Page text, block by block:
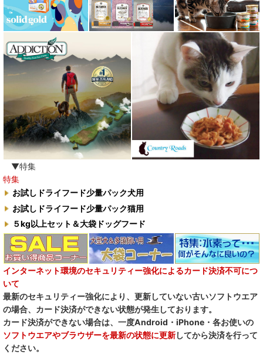
▼特集
特集
お試しドライフード少量パック犬用
お試しドライフード少量パック猫用
５kg以上セット＆大袋ドッグフード
インターネット環境のセキュリティー強化によるカード決済不可につ
いて
最新のセキュリティー強化により、更新していない古いソフトウエア
の場合、カード決済ができない状態が発生しております。
カード決済ができない場合は、一度Android・iPhone・各お使いの
ソフトウエアやブラウザーを最新の状態に更新してから決済を行って
ください。